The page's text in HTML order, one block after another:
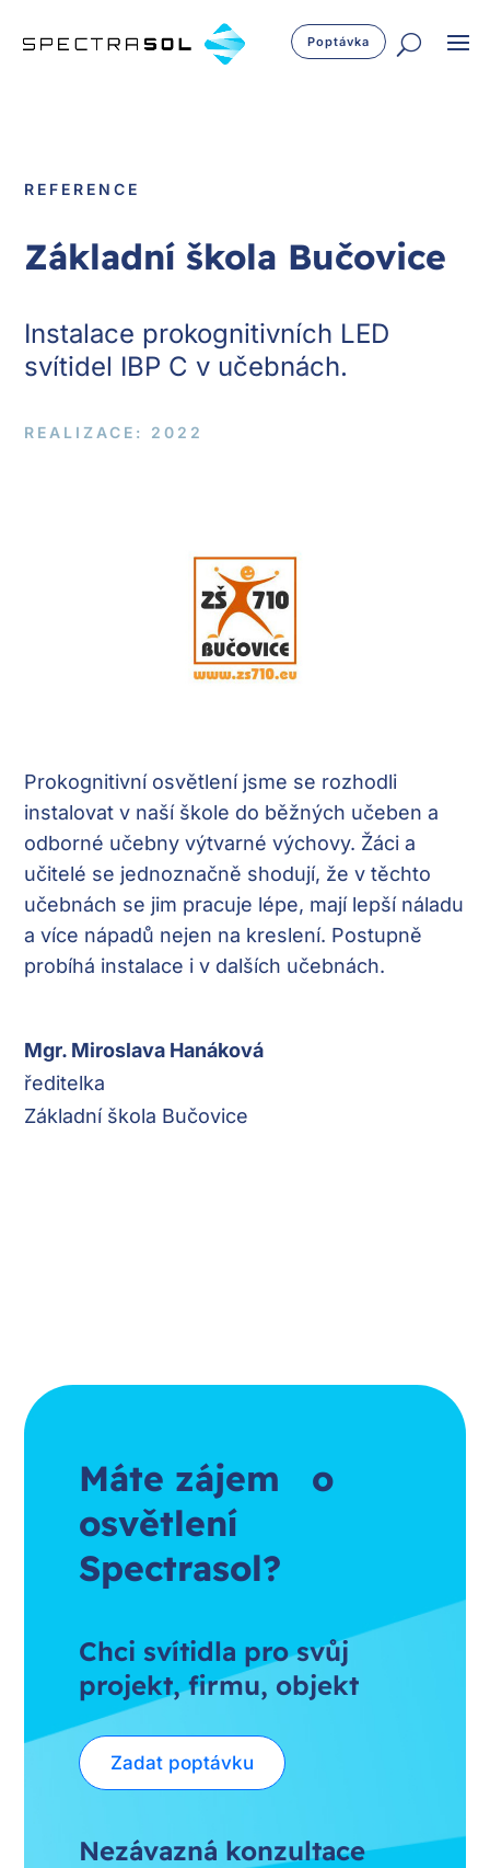
Poptávka
REFERENCE
Základní škola Bučovice
Instalace prokognitivních LED
svítidel IBP C v učebnách.
REALIZACE: 2022
Prokognitivní osvětlení jsme se rozhodli
instalovat v naší škole do běžných učeben a
odborné učebny výtvarné výchovy. Žáci a
učitelé se jednoznačně shodují, že v těchto
učebnách se jim pracuje lépe, mají lepší náladu
a více nápadů nejen na kreslení. Postupně
probíhá instalace i v dalších učebnách.
Mgr. Miroslava Hanáková
ředitelka
Základní škola Bučovice
Máte zájem o
osvětlení
Spectrasol?
Chci svítidla pro svůj
projekt, firmu, objekt
Zadat poptávku
Nezávazná konzultace